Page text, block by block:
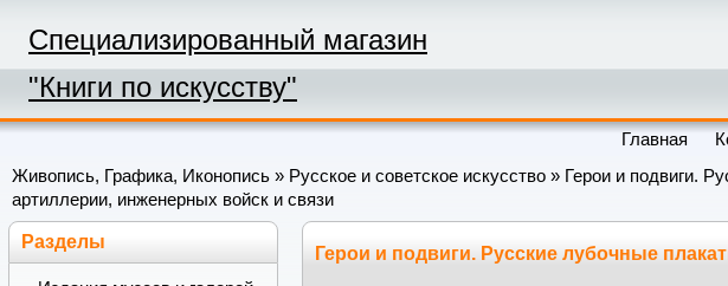
Специализированный магазин
"Книги по искусству"
Главная
Живопись, Графика, Иконопись » Русское и советское искусство » Герои и подвиги.
артиллерии, инженерных войск и связи
Герои и подвиги. Русские лубочные
Разделы